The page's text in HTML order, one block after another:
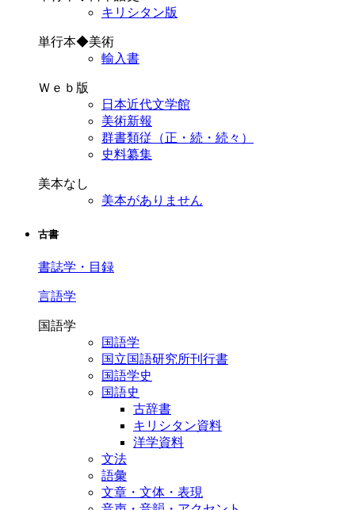
キリシタン版
単行本◆美術
輸入書
Ｗｅｂ版
日本近代文学館
美術新報
群書類従（正・続・続々）
史料纂集
美本なし
美本がありません
古書
書誌学・目録
言語学
国語学
国語学
国立国語研究所刊行書
国語学史
国語史
古辞書
キリシタン資料
洋学資料
文法
語彙
文章・文体・表現